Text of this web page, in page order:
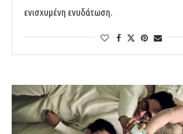
ενισχυμένη ενυδάτωση.